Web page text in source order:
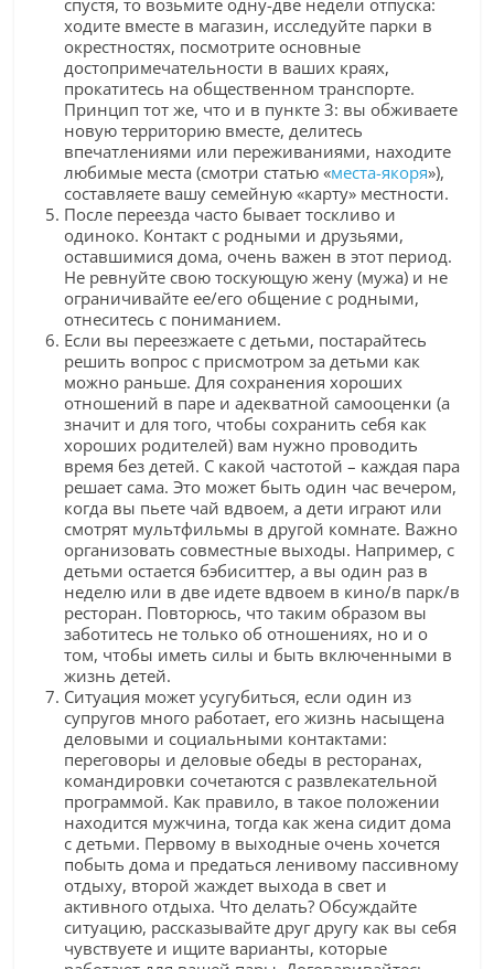
спустя, то возьмите одну-две недели отпуска:
ходите вместе в магазин, исследуйте парки в
окрестностях, посмотрите основные
достопримечательности в ваших краях,
прокатитесь на общественном транспорте.
Принцип тот же, что и в пункте 3: вы обживаете
новую территорию вместе, делитесь
впечатлениями или переживаниями, находите
любимые места (смотри статью «места-якоря»),
составляете вашу семейную «карту» местности.
После переезда часто бывает тоскливо и
одиноко. Контакт с родными и друзьями,
оставшимися дома, очень важен в этот период.
Не ревнуйте свою тоскующую жену (мужа) и не
ограничивайте ее/его общение с родными,
отнеситесь с пониманием.
Если вы переезжаете с детьми, постарайтесь
решить вопрос с присмотром за детьми как
можно раньше. Для сохранения хороших
отношений в паре и адекватной самооценки (а
значит и для того, чтобы сохранить себя как
хороших родителей) вам нужно проводить
время без детей. С какой частотой – каждая пара
решает сама. Это может быть один час вечером,
когда вы пьете чай вдвоем, а дети играют или
смотрят мультфильмы в другой комнате. Важно
организовать совместные выходы. Например, с
детьми остается бэбиситтер, а вы один раз в
неделю или в две идете вдвоем в кино/в парк/в
ресторан. Повторюсь, что таким образом вы
заботитесь не только об отношениях, но и о
том, чтобы иметь силы и быть включенными в
жизнь детей.
Ситуация может усугубиться, если один из
супругов много работает, его жизнь насыщена
деловыми и социальными контактами:
переговоры и деловые обеды в ресторанах,
командировки сочетаются с развлекательной
программой. Как правило, в такое положении
находится мужчина, тогда как жена сидит дома
с детьми. Первому в выходные очень хочется
побыть дома и предаться ленивому пассивному
отдыху, второй жаждет выхода в свет и
активного отдыха. Что делать? Обсуждайте
ситуацию, рассказывайте друг другу как вы себя
чувствуете и ищите варианты, которые